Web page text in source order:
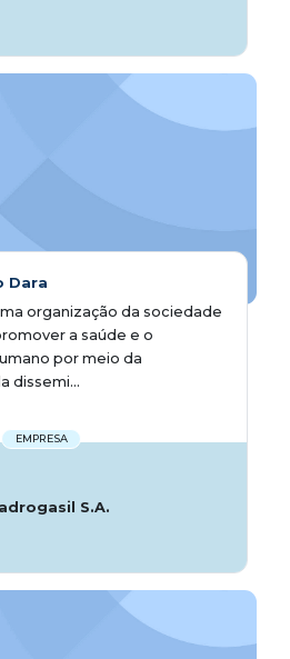
Dara
organização da sociedade
a saúde e o
por meio da
dissemi...
EMPRESA
S.A.